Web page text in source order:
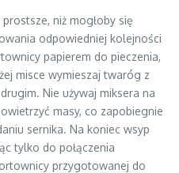
niż mogłoby się
odpowiedniej kolejności
papierem do pieczenia,
misce wymieszaj twaróg z
Nie używaj miksera na
masy, co zapobiegnie
sernika. Na koniec wsyp
tylko do połączenia
przygotowanej do